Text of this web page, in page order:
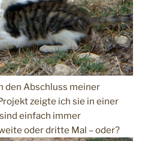
den Abschluss meiner
zeigte ich sie in einer
einfach immer
oder dritte Mal – oder?